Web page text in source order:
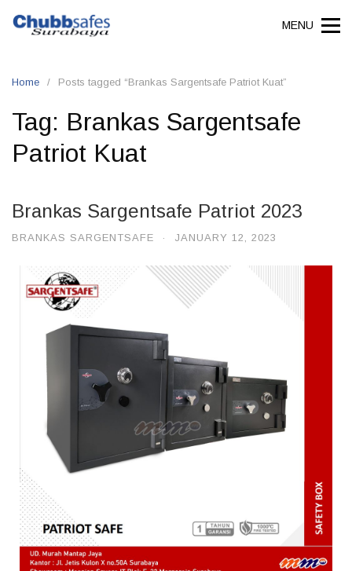
MENU
Home Posts tagged “Brankas Sargentsafe Patriot Kuat”
Tag: Brankas Sargentsafe
Patriot Kuat
Brankas Sargentsafe Patriot 2023
BRANKAS SARGENTSAFE · JANUARY 12, 2023